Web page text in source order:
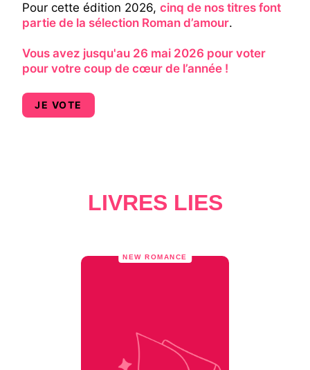
Pour cette édition 2026, cinq de nos titres font
partie de la sélection Roman d’amour.
Vous avez jusqu'au 26 mai 2026 pour voter
pour votre coup de cœur de l’année !
JE VOTE
LIVRES LIÉS
NEW ROMANCE